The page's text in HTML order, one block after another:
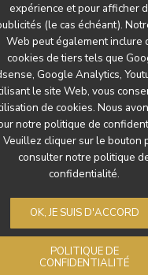
expérience et pour afficher
(le cas échéant).
Web peut également inclure
cookies de tiers tels que
Google Analytics,
le site Web, vous
de cookies. Nous
notre politique de
Veuillez cliquer sur le bouton
consulter notre politique
confidentialité.
OK, JE SUIS D'ACCORD
POLITIQUE DE
CONFIDENTIALITÉ
titres
nous ?
confidentialité